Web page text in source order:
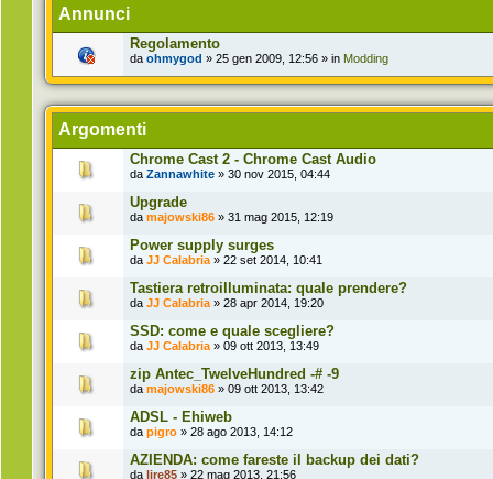
Annunci
Regolamento
da ohmygod » 25 gen 2009, 12:56 » in Modding
Argomenti
Chrome Cast 2 - Chrome Cast Audio
da Zannawhite » 30 nov 2015, 04:44
Upgrade
da majowski86 » 31 mag 2015, 12:19
Power supply surges
da JJ Calabria » 22 set 2014, 10:41
Tastiera retroilluminata: quale prendere?
da JJ Calabria » 28 apr 2014, 19:20
SSD: come e quale scegliere?
da JJ Calabria » 09 ott 2013, 13:49
zip Antec_TwelveHundred -# -9
da majowski86 » 09 ott 2013, 13:42
ADSL - Ehiweb
da pigro » 28 ago 2013, 14:12
AZIENDA: come fareste il backup dei dati?
da lire85 » 22 mag 2013, 21:56